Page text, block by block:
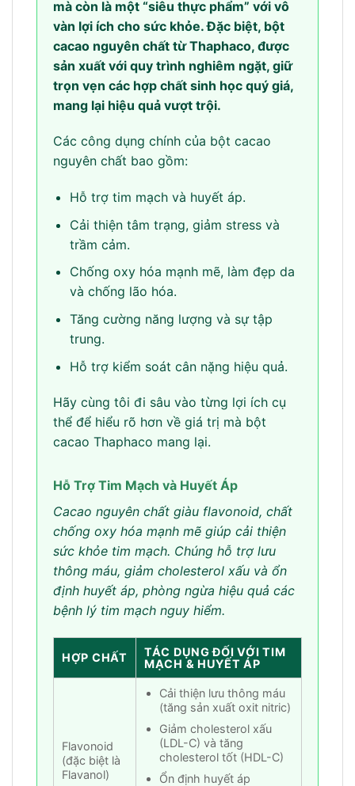
mà còn là một “siêu thực phẩm” với vô
vàn lợi ích cho sức khỏe. Đặc biệt, bột
cacao nguyên chất từ Thaphaco, được
sản xuất với quy trình nghiêm ngặt, giữ
trọn vẹn các hợp chất sinh học quý giá,
mang lại hiệu quả vượt trội.
Các công dụng chính của bột cacao
nguyên chất bao gồm:
Hỗ trợ tim mạch và huyết áp.
Cải thiện tâm trạng, giảm stress và
trầm cảm.
Chống oxy hóa mạnh mẽ, làm đẹp da
và chống lão hóa.
Tăng cường năng lượng và sự tập
trung.
Hỗ trợ kiểm soát cân nặng hiệu quả.
Hãy cùng tôi đi sâu vào từng lợi ích cụ
thể để hiểu rõ hơn về giá trị mà bột
cacao Thaphaco mang lại.
Hỗ Trợ Tim Mạch và Huyết Áp
Cacao nguyên chất giàu flavonoid, chất
chống oxy hóa mạnh mẽ giúp cải thiện
sức khỏe tim mạch. Chúng hỗ trợ lưu
thông máu, giảm cholesterol xấu và ổn
định huyết áp, phòng ngừa hiệu quả các
bệnh lý tim mạch nguy hiểm.
HỢP CHẤT
TÁC DỤNG ĐỐI VỚI TIM
MẠCH & HUYẾT ÁP
Flavonoid
(đặc biệt là
Flavanol)
Cải thiện lưu thông máu
(tăng sản xuất oxit nitric)
Giảm cholesterol xấu
(LDL-C) và tăng
cholesterol tốt (HDL-C)
Ổn định huyết áp